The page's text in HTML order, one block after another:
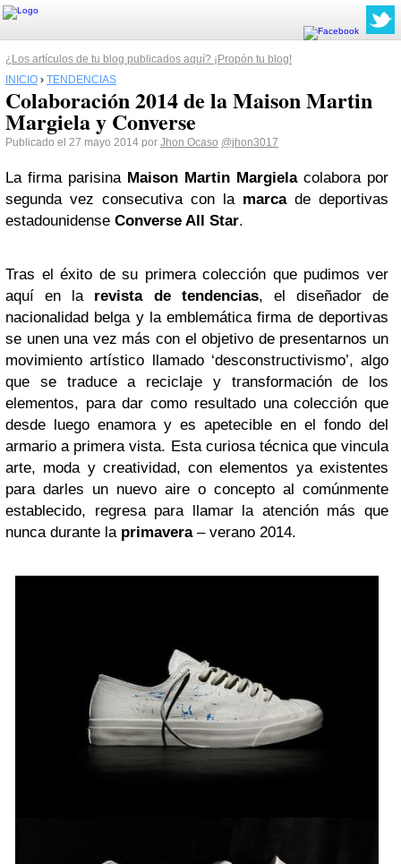
¿Los artículos de tu blog publicados aquí? ¡Propón tu blog!
INICIO › TENDENCIAS
Colaboración 2014 de la Maison Martin
Margiela y Converse
Publicado el 27 mayo 2014 por Jhon Ocaso @jhon3017
La firma parisina Maison Martin Margielacolabora por
segunda vez consecutiva con la marcade deportivas
estadounidense Converse All Star.
Tras el éxito de su primera colección que pudimos ver
aquí en la revista de tendencias, el diseñador de
nacionalidad belga y la emblemática firma de deportivas
se unen una vez más con el objetivo de presentarnos un
movimiento artístico llamado ‘desconstructivismo’, algo
que se traduce a reciclaje y transformación de los
elementos, para dar como resultado una colección que
desde luego enamora y es apetecible en el fondo del
armario a primera vista. Esta curiosa técnica que vincula
arte, moda y creatividad, con elementos ya existentes
para darles un nuevo aire o concepto al comúnmente
establecido, regresa para llamar la atención más que
nunca durante la primavera– verano 2014.